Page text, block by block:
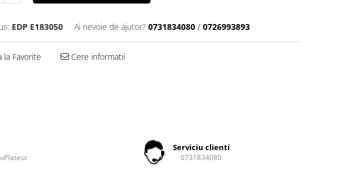
EDP E183050 Ai nevoie de ajutor? 0731834080 / 0726993893
la Favorite Cere informatii
Serviciu clienti
0731834080